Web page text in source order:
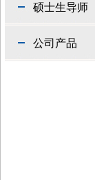
硕士生导师
公司产品